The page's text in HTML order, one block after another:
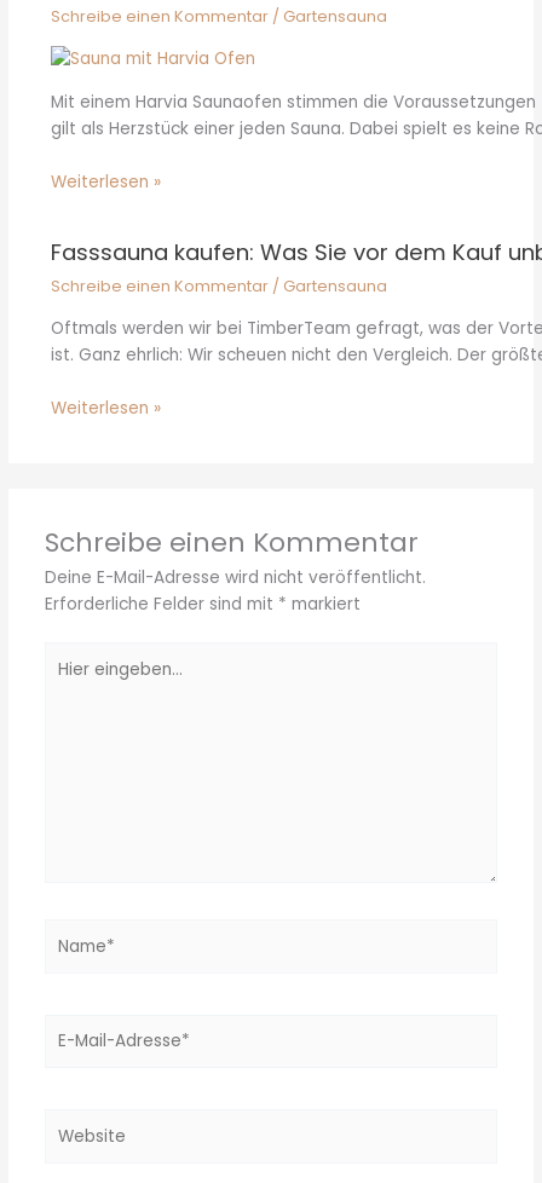
Schreibe einen Kommentar / Gartensauna
Mit einem Harvia Saunaofen stimmen die
gilt als Herzstück einer jeden Sauna. Dabei spielt es keine
Weiterlesen »
Fasssauna kaufen: Was Sie vor dem Kauf
Schreibe einen Kommentar / Gartensauna
Oftmals werden wir bei TimberTeam gefragt, was der
ist. Ganz ehrlich: Wir scheuen nicht den Vergleich. Der
Weiterlesen »
Schreibe einen Kommentar
Deine E-Mail-Adresse wird nicht veröffentlicht.
Erforderliche Felder sind mit * markiert
eingeben…
Mail-